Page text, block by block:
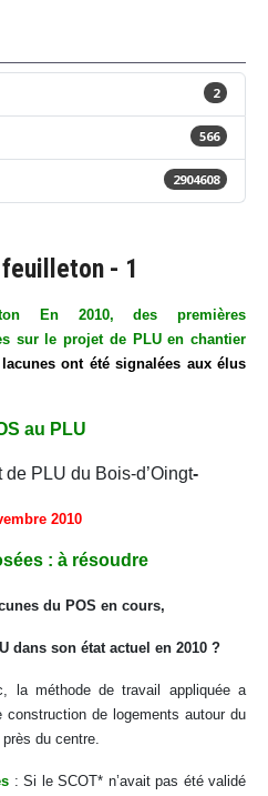
2
566
2904608
- 1
En 2010, des premières
sur le projet de PLU en chantier
ont été signalées aux élus
au PLU
de PLU du Bois-d’Oingt-
2010
: à résoudre
du POS en cours,
dans son état actuel en 2010 ?
la méthode de travail appliquée a
de logements autour du
du centre.
: Si le SCOT* n’avait pas été validé